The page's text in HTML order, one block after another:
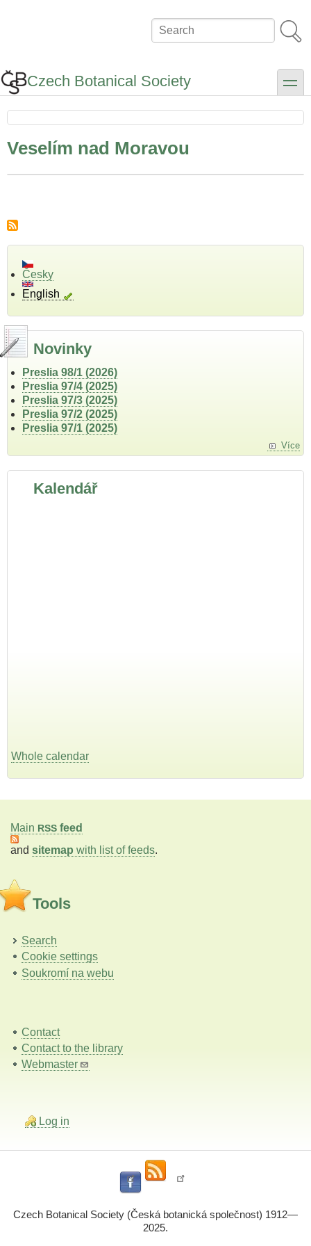
Search
Czech Botanical Society toggle
Veselím nad Moravou
Česky
English
Novinky
Preslia 98/1 (2026)
Preslia 97/4 (2025)
Preslia 97/3 (2025)
Preslia 97/2 (2025)
Preslia 97/1 (2025)
Více
Kalendář
Whole calendar
Main RSS feed
and sitemap with list of feeds.
Tools
Search
Cookie settings
Soukromí na webu
Contact
Contact to the library
Webmaster
Log in
Czech Botanical Society (Česká botanická společnost) 1912—
2025.